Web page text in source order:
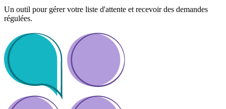
Un outil pour gérer votre liste d'attente et recevoir des demandes
régulées.